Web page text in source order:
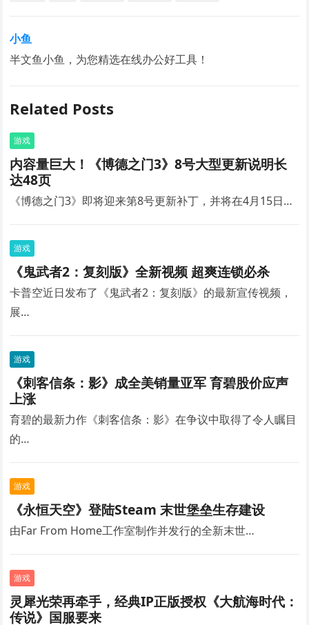
小鱼
半文鱼小鱼，为您精选在线办公好工具！
Related Posts
游戏
内容量巨大！《博德之门3》8号大型更新说明长
达48页
《博德之门3》即将迎来第8号更新补丁，并将在4月15日…
游戏
《鬼武者2：复刻版》全新视频 超爽连锁必杀
卡普空近日发布了《鬼武者2：复刻版》的最新宣传视频，
展…
游戏
《刺客信条：影》成全美销量亚军 育碧股价应声
上涨
育碧的最新力作《刺客信条：影》在争议中取得了令人瞩目
的…
游戏
《永恒天空》登陆Steam 末世堡垒生存建设
由Far From Home工作室制作并发行的全新末世…
游戏
灵犀光荣再牵手，经典IP正版授权《大航海时代：
传说》国服要来